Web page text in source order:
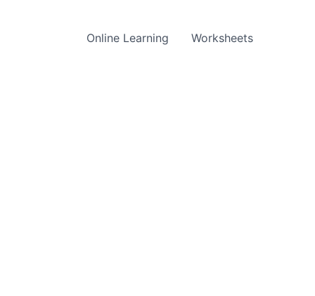
Online Learning Worksheets